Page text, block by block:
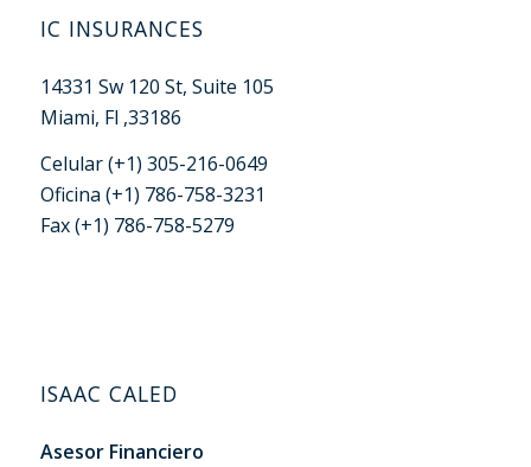
IC INSURANCES
14331 Sw 120 St, Suite 105
Miami, Fl ,33186
Celular (+1) 305-216-0649
Oficina (+1) 786-758-3231
Fax (+1) 786-758-5279
ISAAC CALED
Asesor Financiero